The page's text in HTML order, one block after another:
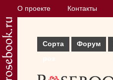
О проекте Контакты
Сорта
Форум